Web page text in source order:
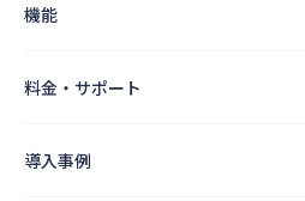
機能
料金・サポート
導入事例